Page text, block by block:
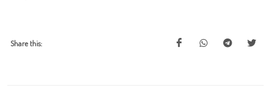
Share this: